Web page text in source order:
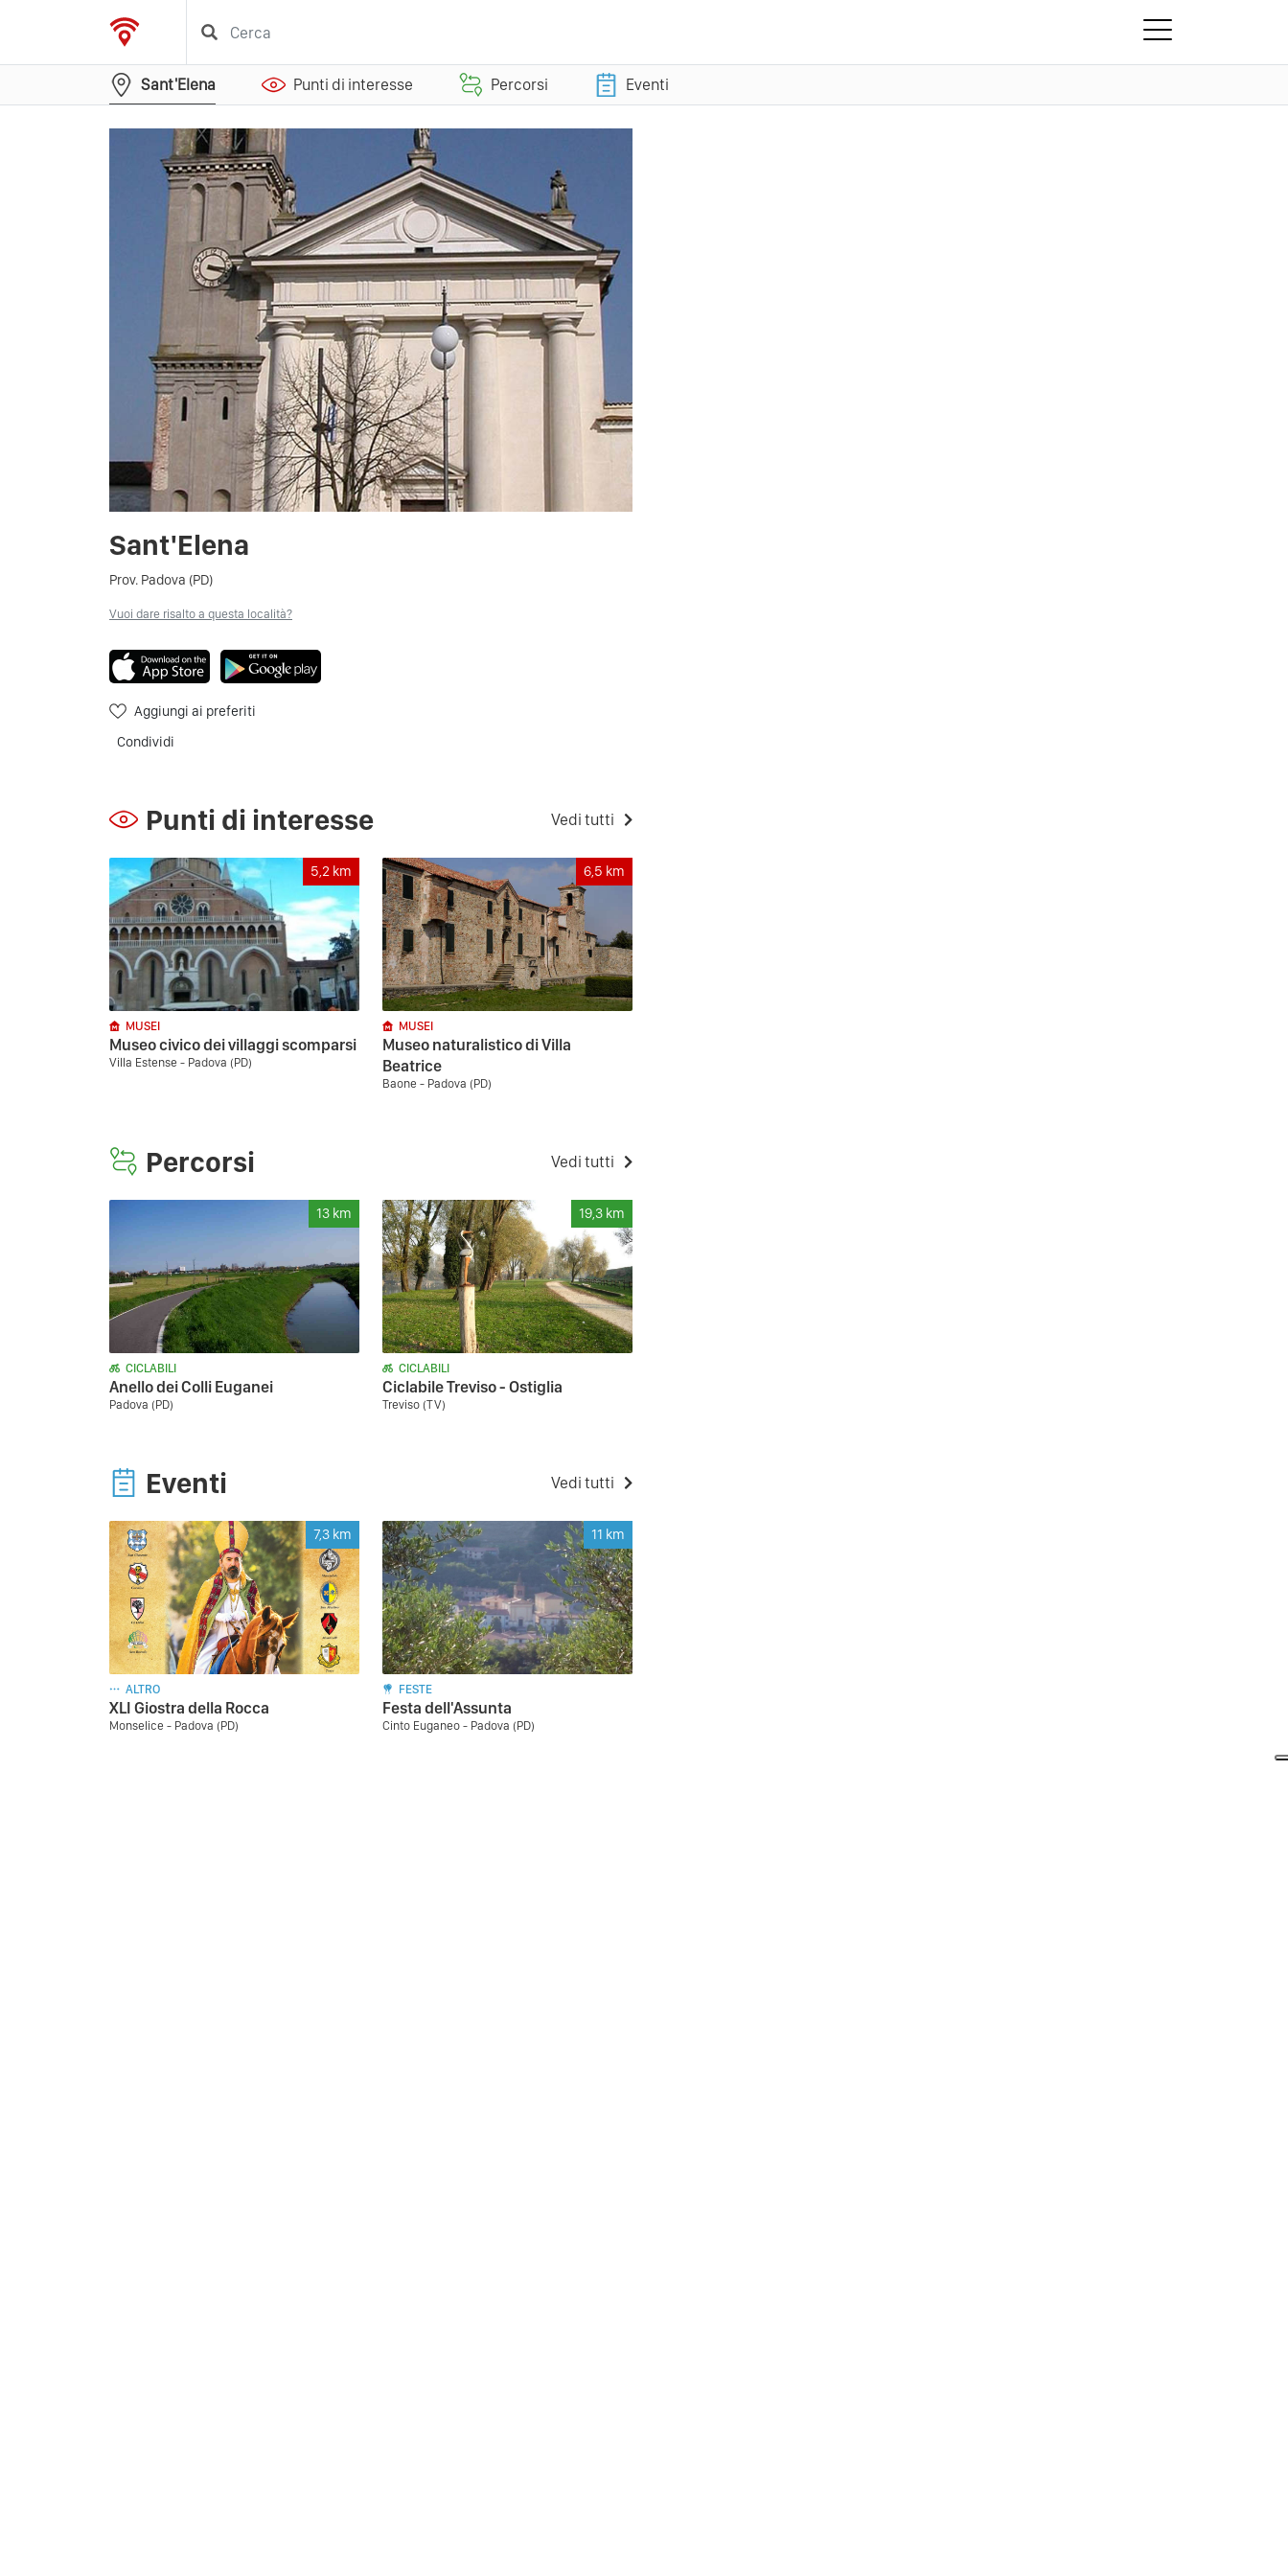
Sant'Elena Punti di interesse Percorsi Eventi
Sant'Elena
Prov. Padova (PD)
Vuoi dare risalto a questa località?
Aggiungi ai preferiti
Condividi
Punti di interesse Vedi tutti
5,2 km
MUSEI
Museo civico dei villaggi scomparsi
Villa Estense - Padova (PD)
6,5 km
MUSEI
Museo naturalistico di Villa
Beatrice
Baone - Padova (PD)
Percorsi Vedi tutti
13 km
CICLABILI
Anello dei Colli Euganei
Padova (PD)
19,3 km
CICLABILI
Ciclabile Treviso - Ostiglia
Treviso (TV)
Eventi Vedi tutti
7,3 km
ALTRO
XLI Giostra della Rocca
Monselice - Padova (PD)
11 km
FESTE
Festa dell'Assunta
Cinto Euganeo - Padova (PD)